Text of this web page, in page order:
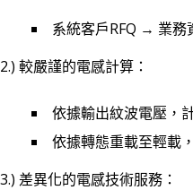
系統客戶RFQ → 業
2.) 較嚴謹的電感計算：
依據輸出紋波電壓，
依據轉態重載至輕載
3.) 差異化的電感技術服務：